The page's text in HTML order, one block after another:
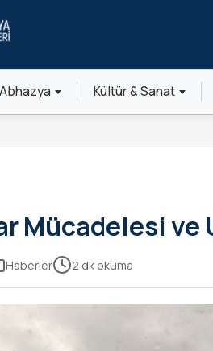
Abhazya Kültür & Sanat
Mücadelesi ve
Haberler 2 dk okuma